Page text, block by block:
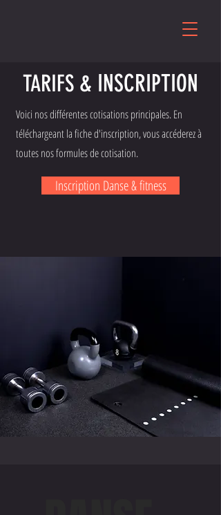
TARIFS & INSCRIPTION
Voici nos différentes cotisations principales. En
téléchargeant la fiche d'inscription, vous accéderez à
toutes nos formules de cotisation.
Inscription Danse & fitness